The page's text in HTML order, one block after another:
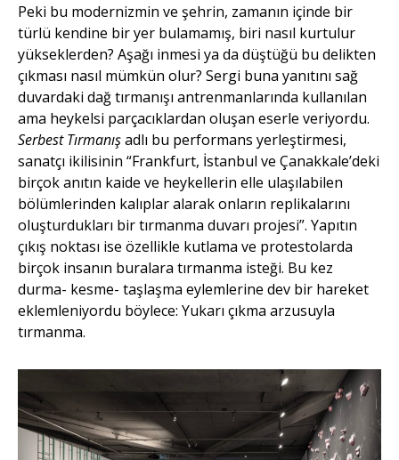
Peki bu modernizmin ve şehrin, zamanın içinde bir
türlü kendine bir yer bulamamış, biri nasıl kurtulur
yükseklerden? Aşağı inmesi ya da düştüğü bu delikten
çıkması nasıl mümkün olur? Sergi buna yanıtını sağ
duvardaki dağ tırmanışı antrenmanlarında kullanılan
ama heykelsi parçacıklardan oluşan eserle veriyordu.
Serbest Tırmanışadlı bu performans yerleştirmesi,
sanatçı ikilisinin “Frankfurt, İstanbul ve Çanakkale’deki
birçok anıtın kaide ve heykellerin elle ulaşılabilen
bölümlerinden kalıplar alarak onların replikalarını
oluşturdukları bir tırmanma duvarı projesi”. Yapıtın
çıkış noktası ise özellikle kutlama ve protestolarda
birçok insanın buralara tırmanma isteği. Bu kez
durma- kesme- taşlaşma eylemlerine dev bir hareket
eklemleniyordu böylece: Yukarı çıkma arzusuyla
tırmanma.